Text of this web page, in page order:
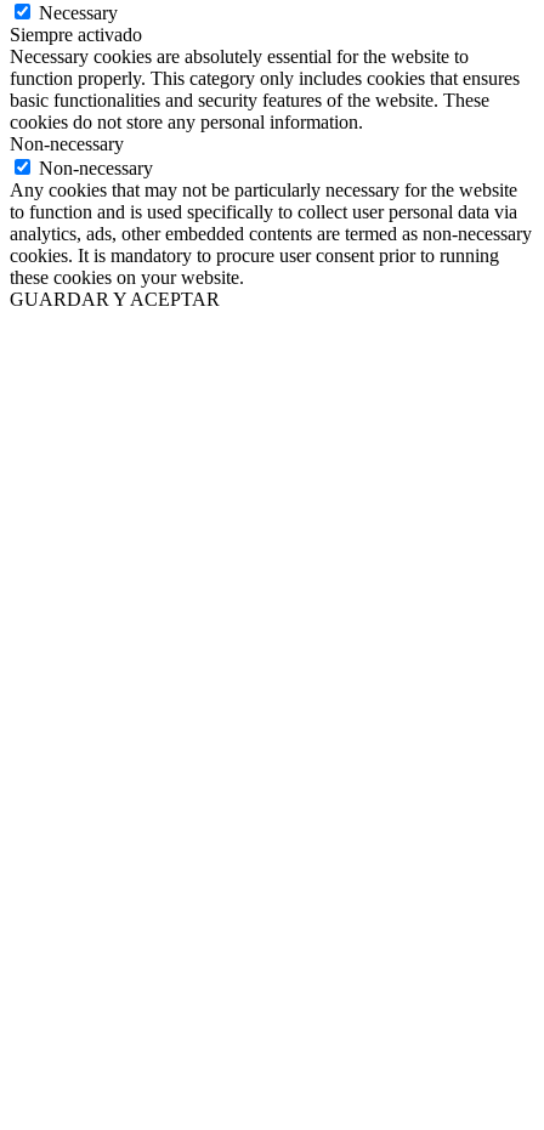
Necessary
Siempre activado
Necessary cookies are absolutely essential for the website to
function properly. This category only includes cookies that ensures
basic functionalities and security features of the website. These
cookies do not store any personal information.
Non-necessary
Non-necessary
Any cookies that may not be particularly necessary for the website
to function and is used specifically to collect user personal data via
analytics, ads, other embedded contents are termed as non-necessary
cookies. It is mandatory to procure user consent prior to running
these cookies on your website.
GUARDAR Y ACEPTAR